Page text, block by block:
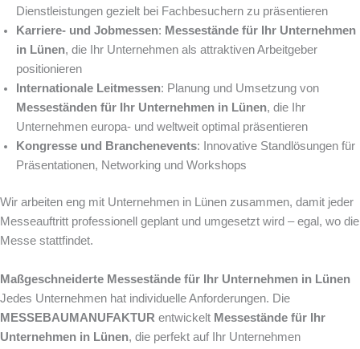
Dienstleistungen gezielt bei Fachbesuchern zu präsentieren
Karriere- und Jobmessen: Messestände für Ihr Unternehmen
in Lünen, die Ihr Unternehmen als attraktiven Arbeitgeber
positionieren
Internationale Leitmessen: Planung und Umsetzung von
Messeständen für Ihr Unternehmen in Lünen, die Ihr
Unternehmen europa- und weltweit optimal präsentieren
Kongresse und Branchenevents: Innovative Standlösungen für
Präsentationen, Networking und Workshops
Wir arbeiten eng mit Unternehmen in Lünen zusammen, damit jeder
Messeauftritt professionell geplant und umgesetzt wird – egal, wo die
Messe stattfindet.
Maßgeschneiderte Messestände für Ihr Unternehmen in Lünen
Jedes Unternehmen hat individuelle Anforderungen. Die
MESSEBAUMANUFAKTUR entwickelt Messestände für Ihr
Unternehmen in Lünen, die perfekt auf Ihr Unternehmen